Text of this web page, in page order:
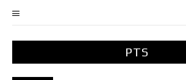
PTS